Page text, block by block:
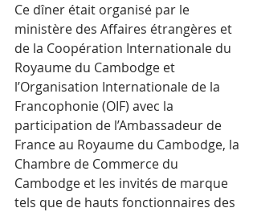
Ce dîner était organisé par le
ministère des Affaires étrangères et
de la Coopération Internationale du
Royaume du Cambodge et
l’Organisation Internationale de la
Francophonie (OIF) avec la
participation de l’Ambassadeur de
France au Royaume du Cambodge, la
Chambre de Commerce du
Cambodge et les invités de marque
tels que de hauts fonctionnaires des